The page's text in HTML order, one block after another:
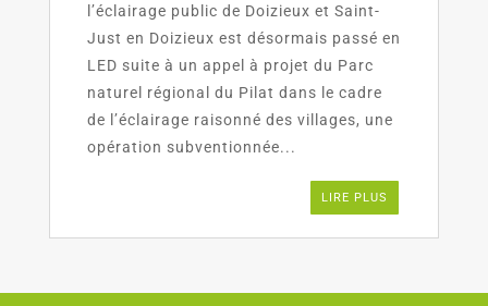
l’éclairage public de Doizieux et Saint-
Just en Doizieux est désormais passé en
LED suite à un appel à projet du Parc
naturel régional du Pilat dans le cadre
de l’éclairage raisonné des villages, une
opération subventionnée...
LIRE PLUS